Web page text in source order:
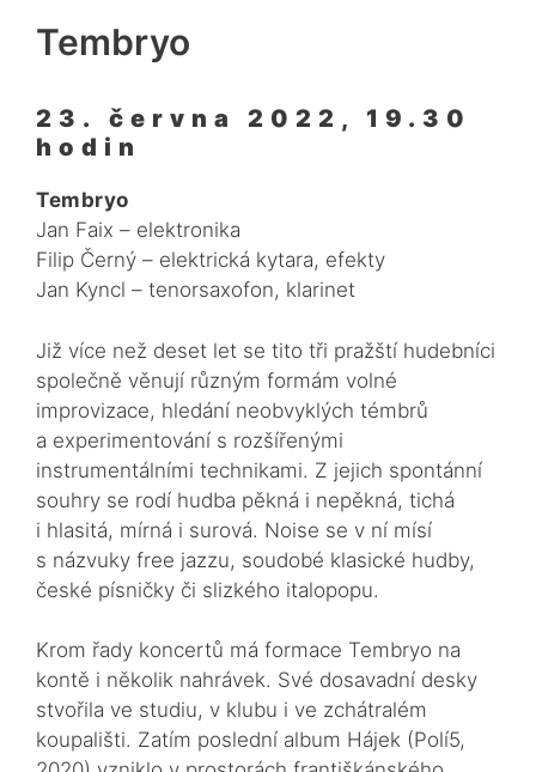
Tembryo
23. června 2022, 19.30
hodin
Tembryo
Jan Faix – elektronika
Filip Černý – elektrická kytara, efekty
Jan Kyncl – tenorsaxofon, klarinet
Již více než deset let se tito tři pražští hudebníci
společně věnují různým formám volné
improvizace, hledání neobvyklých témbrů
a experimentování s rozšířenými
instrumentálními technikami. Z jejich spontánní
souhry se rodí hudba pěkná i nepěkná, tichá
i hlasitá, mírná i surová. Noise se v ní mísí
s názvuky free jazzu, soudobé klasické hudby,
české písničky či slizkého italopopu.
Krom řady koncertů má formace Tembryo na
kontě i několik nahrávek. Své dosavadní desky
stvořila ve studiu, v klubu i ve zchátralém
koupališti. Zatím poslední album Hájek (Polí5,